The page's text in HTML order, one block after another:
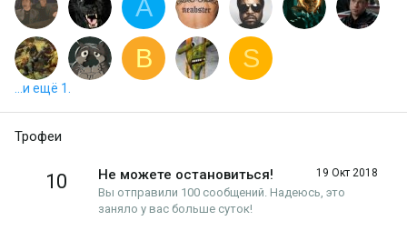
A
B
S
...и ещё 1.
Трофеи
10 19 Окт 2018
Не можете остановиться!
Вы отправили 100 сообщений. Надеюсь, это
заняло у вас больше суток!